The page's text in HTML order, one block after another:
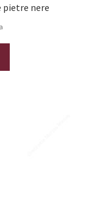
pietre nere